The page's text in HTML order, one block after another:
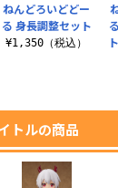
ねんどろいどどー
る 身長調整セット
¥1,350（税込）
トルの商品